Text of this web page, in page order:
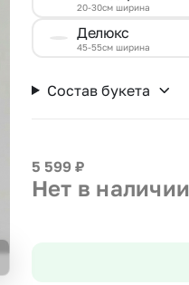
Хиты продаж
Все категории
20-30см ширина
Делюкс
45-55см ширина
Состав букета
5 599 ₽
Нет в наличии